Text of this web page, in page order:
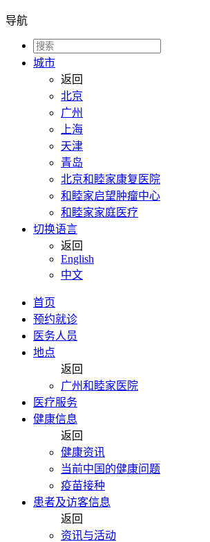
导航
城市
返回
北京
广州
上海
天津
青岛
北京和睦家康复医院
和睦家启望肿瘤中心
和睦家家庭医疗
切换语言
返回
English
中文
首页
预约就诊
医务人员
地点
返回
广州和睦家医院
医疗服务
健康信息
返回
健康资讯
当前中国的健康问题
疫苗接种
患者及访客信息
返回
资讯与活动